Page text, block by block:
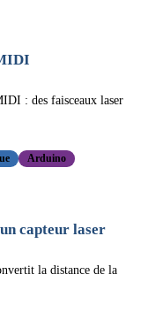
: des faisceaux laser
Arduino
capteur laser
la distance de la